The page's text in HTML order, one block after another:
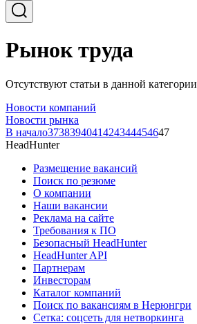
Рынок труда
Отсутствуют статьи в данной категории
Новости компаний
Новости рынка
В начало3738394041424344454647
HeadHunter
Размещение вакансий
Поиск по резюме
О компании
Наши вакансии
Реклама на сайте
Требования к ПО
Безопасный HeadHunter
HeadHunter API
Партнерам
Инвесторам
Каталог компаний
Поиск по вакансиям в Нерюнгри
Сетка: соцсеть для нетворкинга